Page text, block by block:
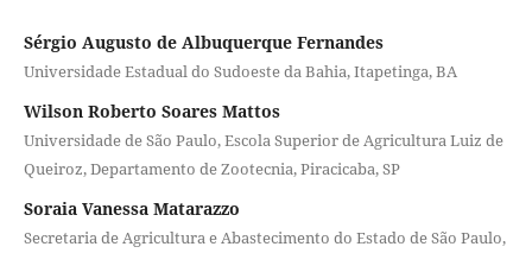
Sérgio Augusto de Albuquerque Fernandes
Universidade Estadual do Sudoeste da Bahia, Itapetinga, BA
Wilson Roberto Soares Mattos
Universidade de São Paulo, Escola Superior de Agricultura Luiz de
Queiroz, Departamento de Zootecnia, Piracicaba, SP
Soraia Vanessa Matarazzo
Secretaria de Agricultura e Abastecimento do Estado de São Paulo,